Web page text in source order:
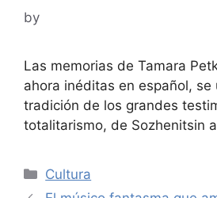
by
Las memorias de Tamara
ahora inéditas en español, se
tradición de los grandes
totalitarismo, de Sozhenitsin
Categories
Cultura